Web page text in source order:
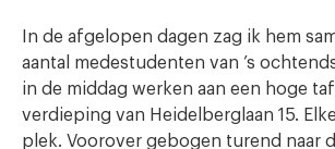
In de afgelopen dagen zag ik hem
aantal medestudenten van ’s
in de middag werken aan een hoge
verdieping van Heidelberglaan 15.
plek. Voorover gebogen turend naar